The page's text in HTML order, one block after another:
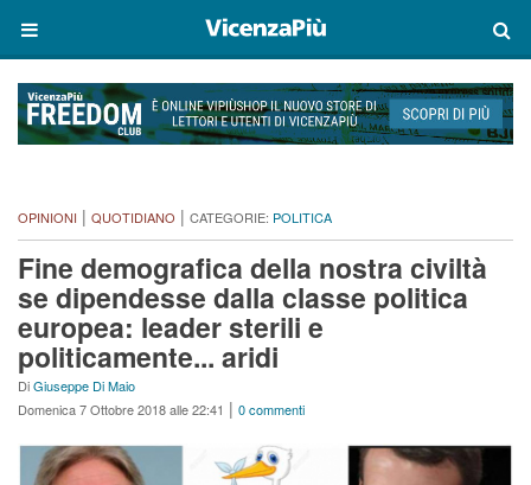
OPINIONI | QUOTIDIANO | CATEGORIE: POLITICA
Fine demografica della nostra civiltà
se dipendesse dalla classe politica
europea: leader sterili e
politicamente... aridi
DiGiuseppe Di Maio
Domenica 7 Ottobre 2018 alle 22:41 | 0 commenti